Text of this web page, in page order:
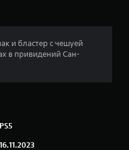
и бластер с чешуей
в привидений Сан-
PS5
16.11.2023